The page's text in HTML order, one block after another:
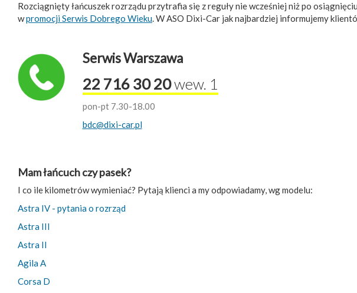
Rozciągnięty łańcuszek rozrządu przytrafia się z reguły nie wcześniej niż po
wpromocji Serwis Dobrego Wieku. W ASO Dixi-Car jak najbardziej informujemy
Serwis Warszawa
22 716 30 20wew. 1
pon-pt 7.30-18.00
bdc@dixi-car.pl
Mam łańcuch czy pasek?
I co ile kilometrów wymieniać? Pytają klienci a my odpowiadamy, wg modelu:
Astra IV - pytania o rozrząd
Astra III
Astra II
Agila A
Corsa D